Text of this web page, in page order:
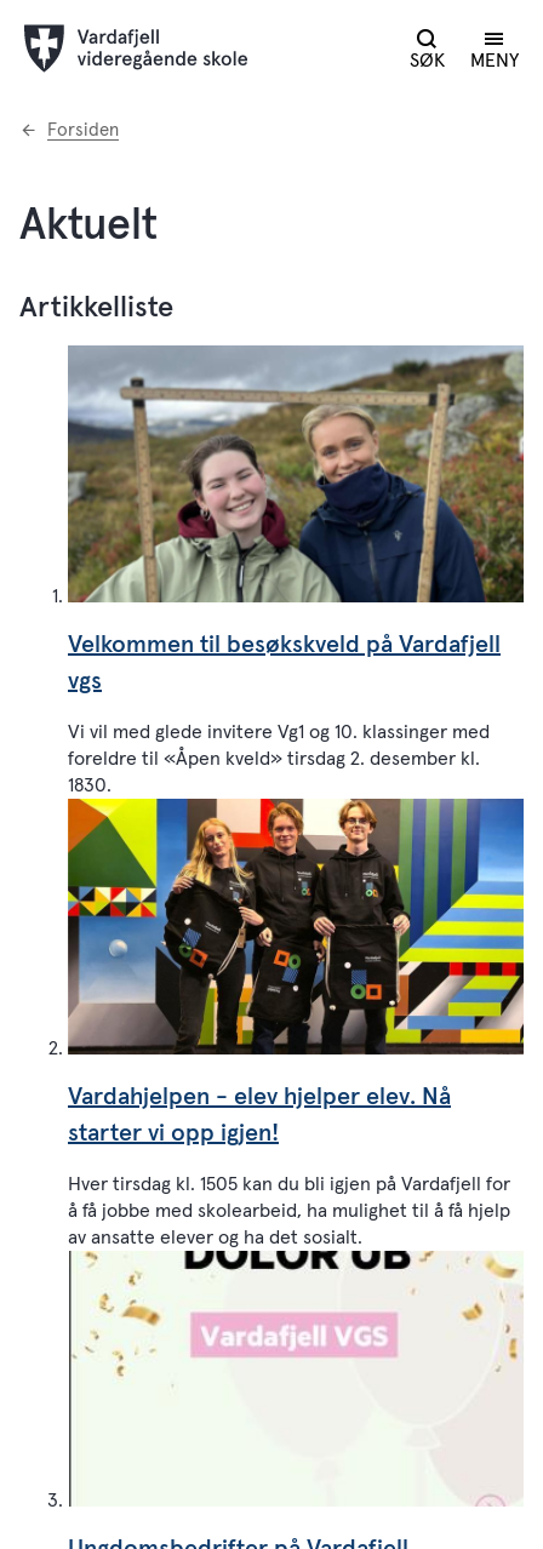
SØK MENY
Du
Forsiden
Aktuelt
Artikkelliste
Velkommen til besøkskveld på Vardafjell
vgs
Vi vil med glede invitere Vg1 og 10. klassinger med
foreldre til «Åpen kveld» tirsdag 2. desember kl.
1830.
Vardahjelpen - elev hjelper elev. Nå
starter vi opp igjen!
Hver tirsdag kl. 1505 kan du bli igjen på Vardafjell for
å få jobbe med skolearbeid, ha mulighet til å få hjelp
av ansatte elever og ha det sosialt.